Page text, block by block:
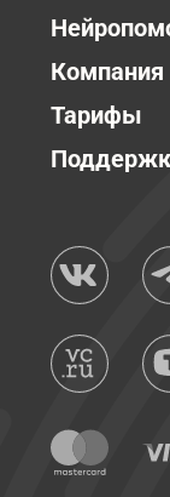
Компания
Тарифы